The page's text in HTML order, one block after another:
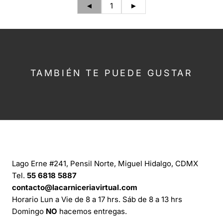
◄ 1 ►
TAMBIÉN TE PUEDE GUSTAR
Lago Erne #241, Pensil Norte, Miguel Hidalgo, CDMX
Tel. 55 6818 5887
contacto@lacarniceriavirtual.com
Horario Lun a Vie de 8 a 17 hrs. Sáb de 8 a 13 hrs
Domingo NO hacemos entregas.